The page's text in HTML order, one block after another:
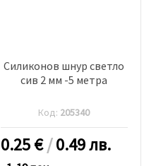
Силиконов шнур светло
сив 2 мм -5 метра
Код: 205340
0.25€/0.49 лв.